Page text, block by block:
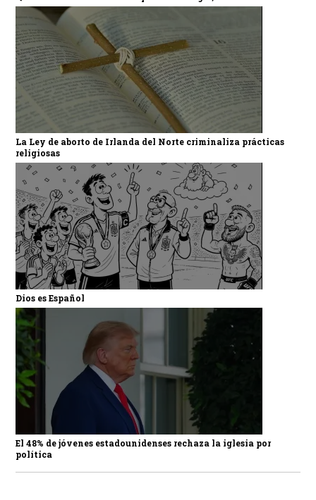
La Ley de aborto de Irlanda del Norte criminaliza prácticas
religiosas
Dios es Español
El 48% de jóvenes estadounidenses rechaza la iglesia por
política